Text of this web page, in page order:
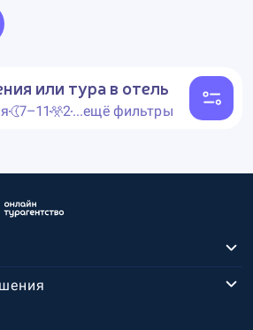
или тура в отель
7–11 2...ещё фильтры